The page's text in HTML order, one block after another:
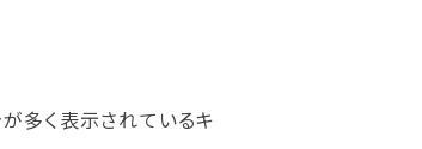
多く表示されているキ